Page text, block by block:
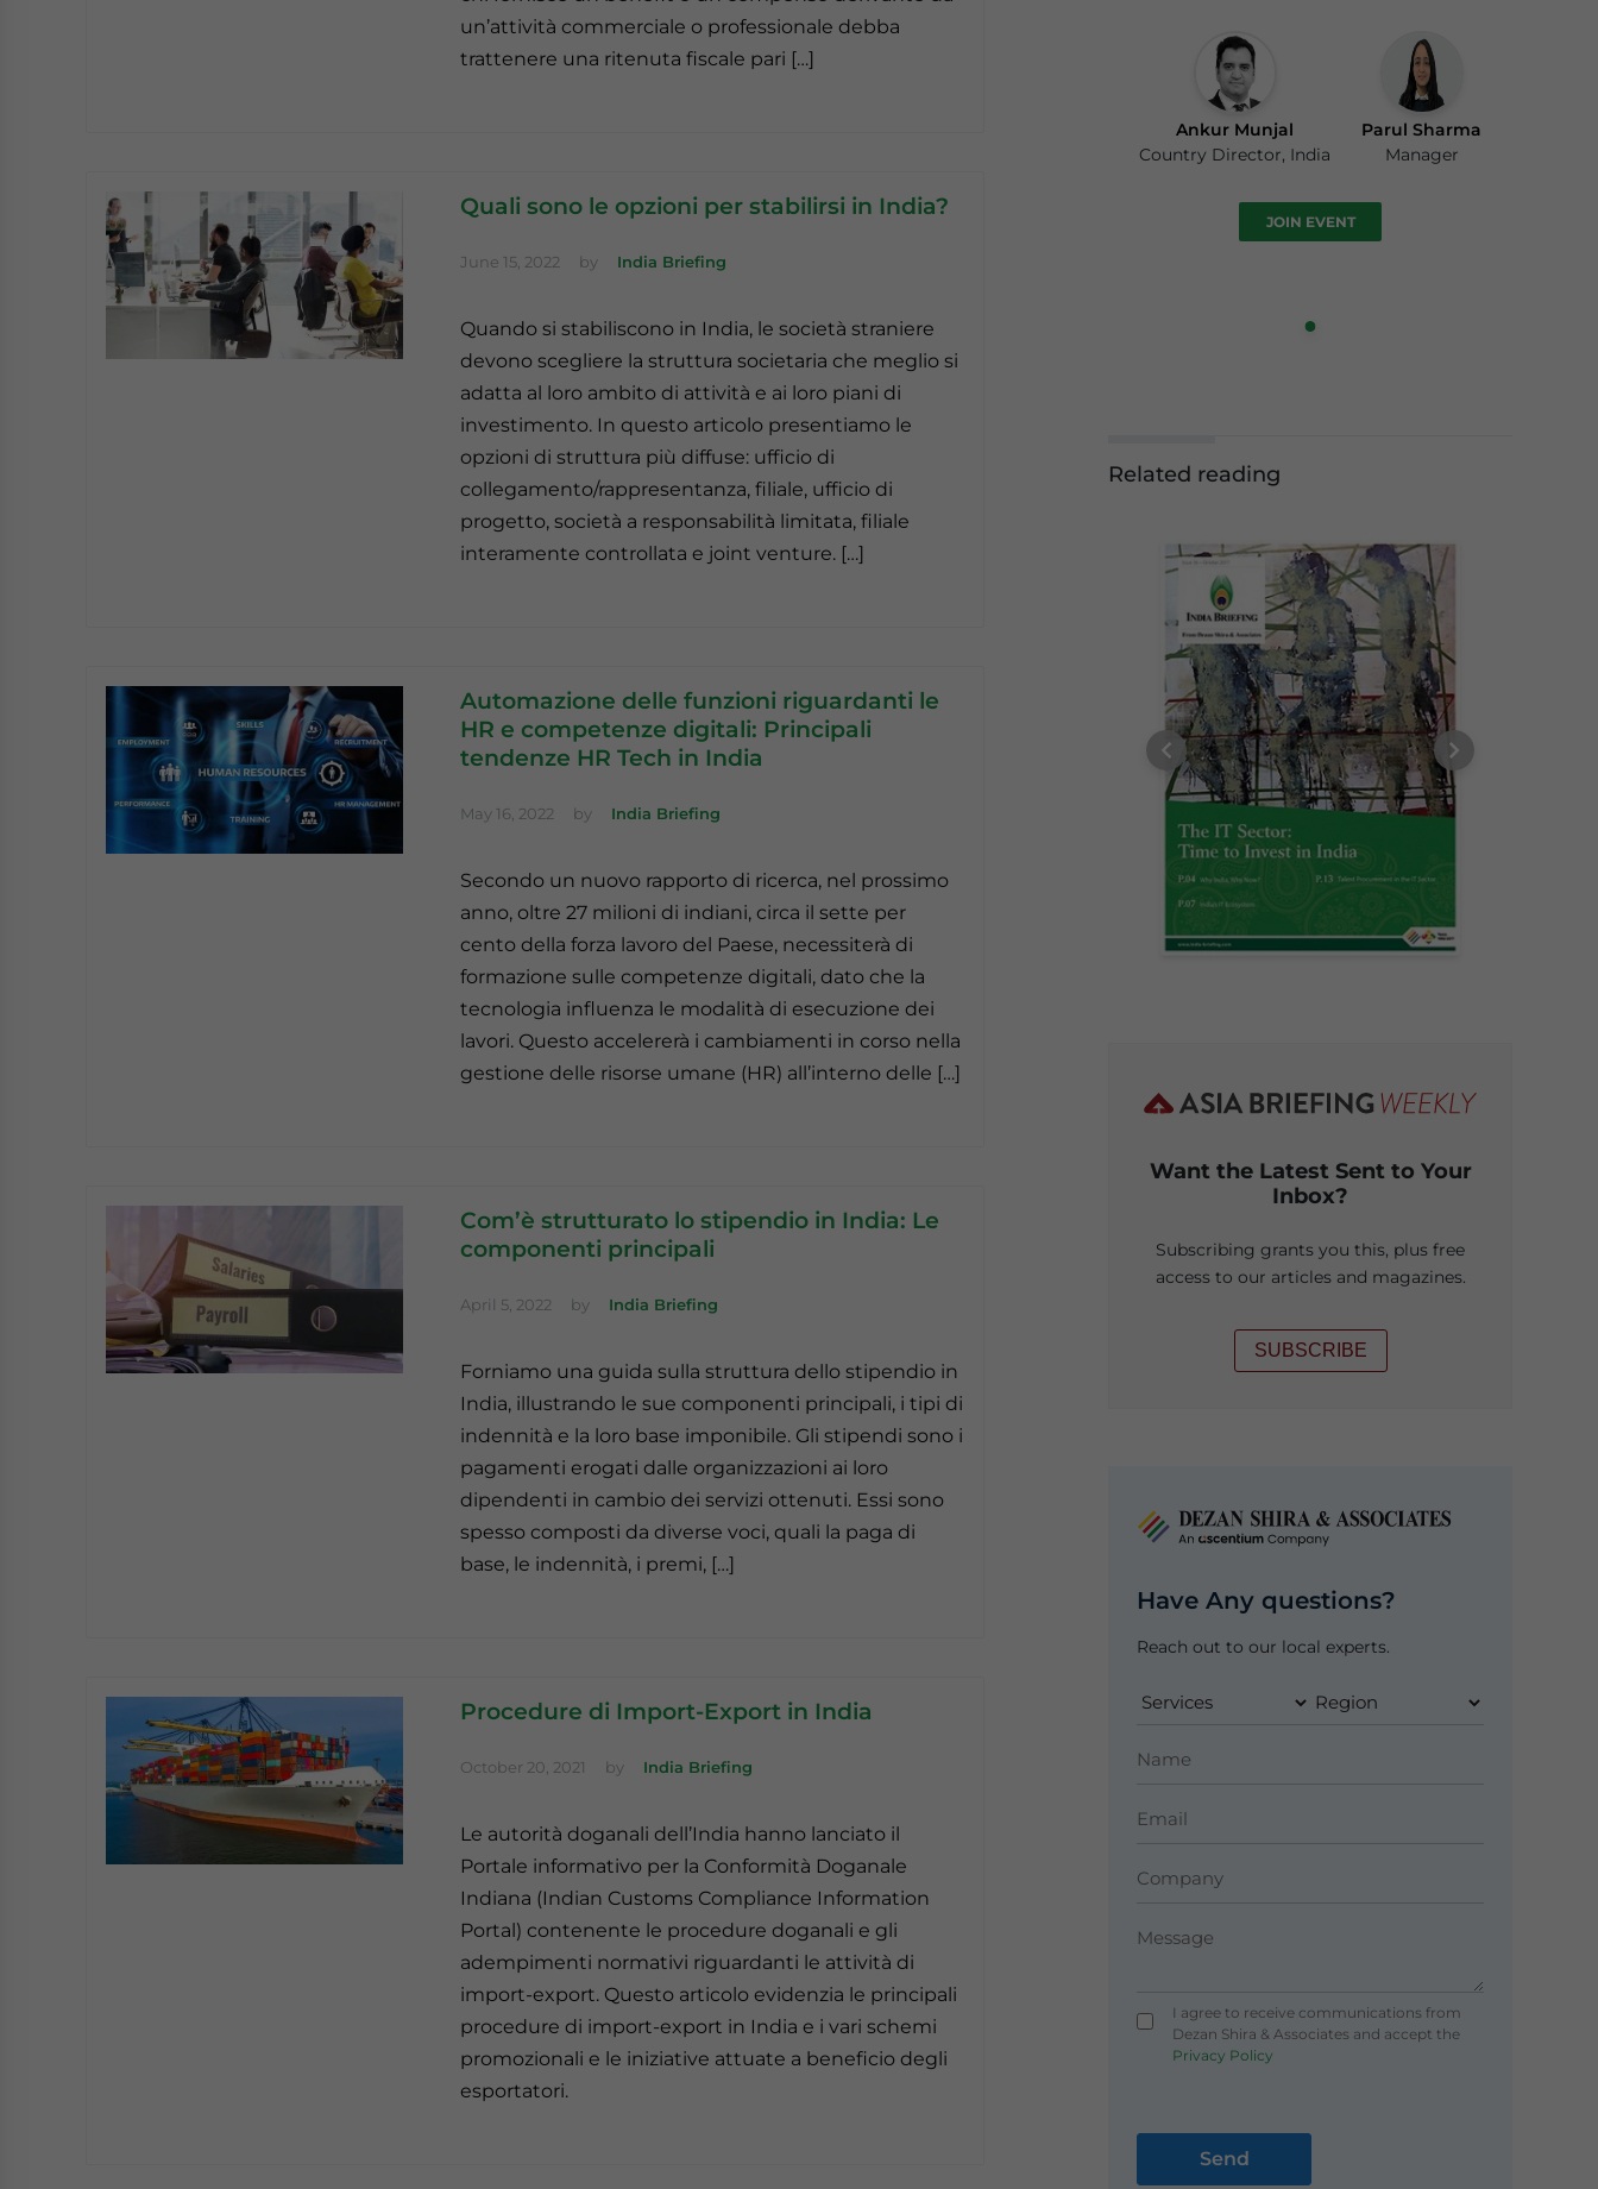
un’attività commerciale o professionale debba
trattenere una ritenuta fiscale pari […]
Quali sono le opzioni per stabilirsi in India?
June 15, 2022 by India Briefing
Quando si stabiliscono in India, le società straniere
devono scegliere la struttura societaria che meglio si
adatta al loro ambito di attività e ai loro piani di
investimento. In questo articolo presentiamo le
opzioni di struttura più diffuse: ufficio di
collegamento/rappresentanza, filiale, ufficio di
progetto, società a responsabilità limitata, filiale
interamente controllata e joint venture. […]
Automazione delle funzioni riguardanti le
HR e competenze digitali: Principali
tendenze HR Tech in India
May 16, 2022 by India Briefing
Secondo un nuovo rapporto di ricerca, nel prossimo
anno, oltre 27 milioni di indiani, circa il sette per
cento della forza lavoro del Paese, necessiterà di
formazione sulle competenze digitali, dato che la
tecnologia influenza le modalità di esecuzione dei
lavori. Questo accelererà i cambiamenti in corso nella
gestione delle risorse umane (HR) all’interno delle […]
Com’è strutturato lo stipendio in India: Le
componenti principali
April 5, 2022 by India Briefing
Forniamo una guida sulla struttura dello stipendio in
India, illustrando le sue componenti principali, i tipi di
indennità e la loro base imponibile. Gli stipendi sono i
pagamenti erogati dalle organizzazioni ai loro
dipendenti in cambio dei servizi ottenuti. Essi sono
spesso composti da diverse voci, quali la paga di
base, le indennità, i premi, […]
Procedure di Import-Export in India
October 20, 2021 by India Briefing
Le autorità doganali dell’India hanno lanciato il
Portale informativo per la Conformità Doganale
Indiana (Indian Customs Compliance Information
Portal) contenente le procedure doganali e gli
adempimenti normativi riguardanti le attività di
import-export. Questo articolo evidenzia le principali
procedure di import-export in India e i vari schemi
promozionali e le iniziative attuate a beneficio degli
esportatori.
Ankur Munjal
Country Director, India
Parul Sharma
Manager
JOIN EVENT
Related reading
Want the Latest Sent to Your
Inbox?
Subscribing grants you this, plus free
access to our articles and magazines.
SUBSCRIBE
Have Any questions?
Reach out to our local experts.
I agree to receive communications from
Dezan Shira & Associates and accept the
Privacy Policy